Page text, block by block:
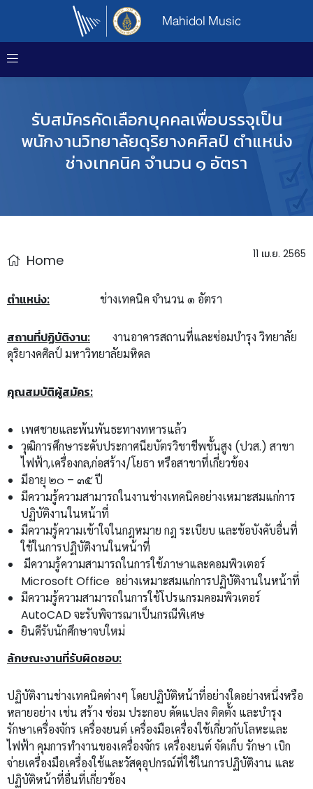
Mahidol Music
รับสมัครคัดเลือกบุคคลเพื่อบรรจุเป็น
พนักงานวิทยาลัยดุริยางคศิลป์ ตำแหน่ง
ช่างเทคนิค จำนวน ๑ อัตรา
Home 11 เม.ย. 2565
ตำแหน่ง: ช่างเทคนิค จำนวน ๑ อัตรา
สถานที่ปฏิบัติงาน: งานอาคารสถานที่และซ่อมบำรุง วิทยาลัย
ดุริยางคศิลป์ มหาวิทยาลัยมหิดล
คุณสมบัติผู้สมัคร:
เพศชายและพ้นพันธะทางทหารแล้ว
วุฒิการศึกษาระดับประกาศนียบัตรวิชาชีพชั้นสูง (ปวส.) สาขา
ไฟฟ้า,เครื่องกล,ก่อสร้าง/โยธา หรือสาขาที่เกี่ยวข้อง
มีอายุ ๒๐ – ๓๕ ปี
มีความรู้ความสามารถในงานช่างเทคนิคอย่างเหมาะสมแก่การ
ปฏิบัติงานในหน้าที่
มีความรู้ความเข้าใจในกฎหมาย กฎ ระเบียบ และข้อบังคับอื่นที่
ใช้ในการปฏิบัติงานในหน้าที่
มีความรู้ความสามารถในการใช้ภาษาและคอมพิวเตอร์
Microsoft Office อย่างเหมาะสมแก่การปฏิบัติงานในหน้าที่
มีความรู้ความสามารถในการใช้โปรแกรมคอมพิวเตอร์
AutoCAD จะรับพิจารณาเป็นกรณีพิเศษ
ยินดีรับนักศึกษาจบใหม่
ลักษณะงานที่รับผิดชอบ:
ปฏิบัติงานช่างเทคนิคต่างๆ โดยปฏิบัติหน้าที่อย่างใดอย่างหนึ่งหรือ
หลายอย่าง เช่น สร้าง ซ่อม ประกอบ ดัดแปลง ติดตั้ง และบำรุง
รักษาเครื่องจักร เครื่องยนต์ เครื่องมือเครื่องใช้เกี่ยวกับโลหะและ
ไฟฟ้า คุมการทำงานของเครื่องจักร เครื่องยนต์ จัดเก็บ รักษา เบิก
จ่ายเครื่องมือเครื่องใช้และวัสดุอุปกรณ์ที่ใช้ในการปฏิบัติงาน และ
ปฏิบัติหน้าที่อื่นที่เกี่ยวข้อง